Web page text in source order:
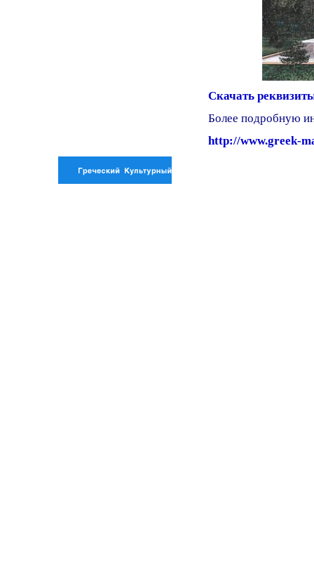
Скачать
Более подробную
http://www.greek-